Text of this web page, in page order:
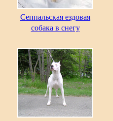
Сеппальская ездовая
собака в снегу